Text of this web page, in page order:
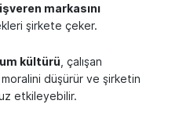
işveren markasını
şirkete çeker.
kültürü, çalışan
moralini düşürür ve şirketin
etkileyebilir.